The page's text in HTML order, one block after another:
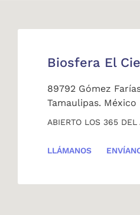
Biosfera El
89792 Gómez
Tamaulipas. México
ABIERTO LOS 365 DEL
LLÁMANOS